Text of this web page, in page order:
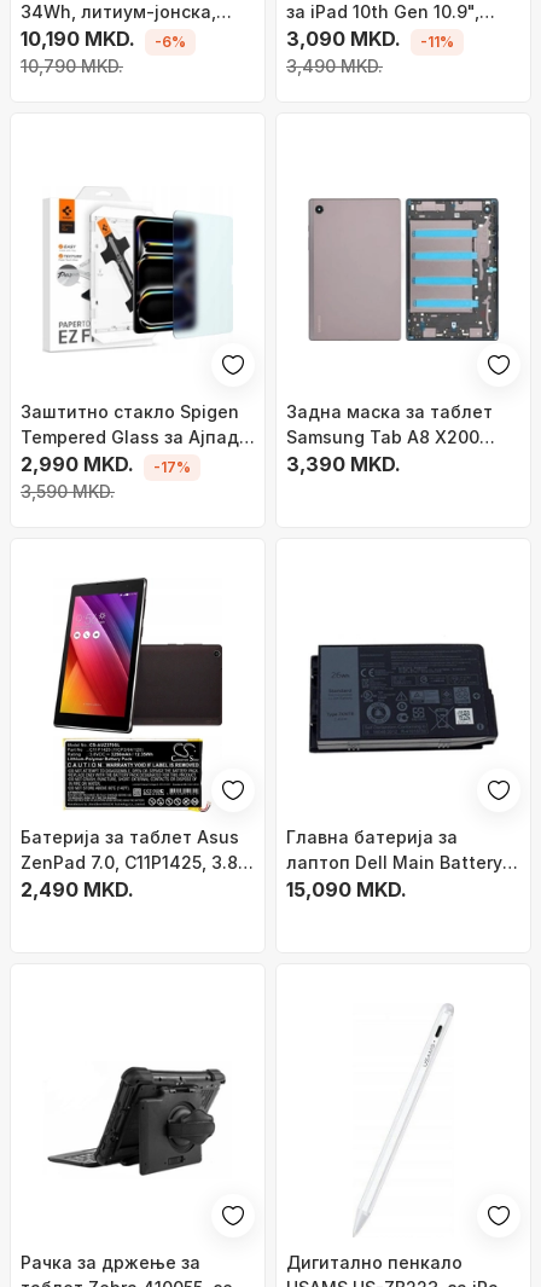
34Wh, литиум-јонска,
црна
10,190 MKD.
10,790 MKD.
-6%
за iPad 10th Gen 10.9",
проѕирна
3,090 MKD.
3,490 MKD.
-11%
Заштитно стакло Spigen
Tempered Glass за Ајпад
Про 11" M4 2024, 9H, мат
2,990 MKD.
3,590 MKD.
-17%
Задна маска за таблет
Samsung Tab A8 X200
10.5", сива
3,390 MKD.
Батерија за таблет Asus
ZenPad 7.0, C11P1425, 3.8V,
црна
2,490 MKD.
Главна батерија за
лаптоп Dell Main Battery
Pack, 7.4V, 3500mAh, сива
15,090 MKD.
Рачка за држење за
Дигитално пенкало